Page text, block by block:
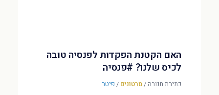
האם הקטנת הפקדות לפנסיה טובה
לכיס שלנו? #פנסיה
כתיבת תגובה/סרטונים / פיטר